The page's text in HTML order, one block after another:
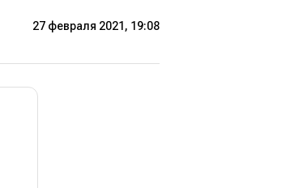
27 февраля 2021, 19:08